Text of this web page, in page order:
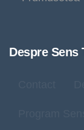
Despre Sens